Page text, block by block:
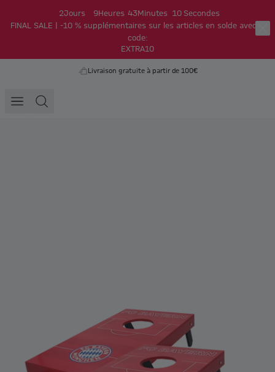
2Jours 9Heures 43 Minutes 10 Secondes
FINAL SALE | -10 % supplémentaires sur les articles en solde avec le
code:
EXTRA10
Livraison gratuite à partir de 100€